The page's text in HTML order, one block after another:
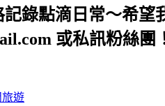
錄點滴日常～希望
或私訊粉絲
遊